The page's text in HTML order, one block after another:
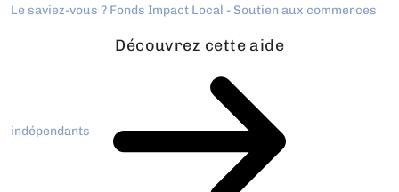
Le saviez-vous ? Fonds Impact Local - Soutien aux commerces
indépendants
Découvrez cette aide